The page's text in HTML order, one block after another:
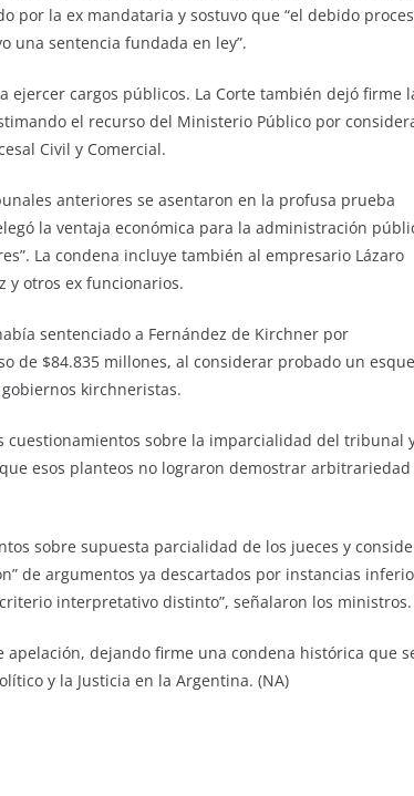
por la ex mandataria y sostuvo que “el debido
una sentencia fundada en ley”.
cargos públicos. La Corte también dejó firme
el recurso del Ministerio Público por
Civil y Comercial.
anteriores se asentaron en la profusa prueba
la ventaja económica para la administración
La condena incluye también al empresario Lázaro
y otros ex funcionarios.
sentenciado a Fernández de Kirchner por
de $84.835 millones, al considerar probado un
kirchneristas.
cuestionamientos sobre la imparcialidad del tribunal
esos planteos no lograron demostrar
sobre supuesta parcialidad de los jueces y
de argumentos ya descartados por instancias
interpretativo distinto”, señalaron los ministros.
apelación, dejando firme una condena histórica que
y la Justicia en la Argentina. (NA)